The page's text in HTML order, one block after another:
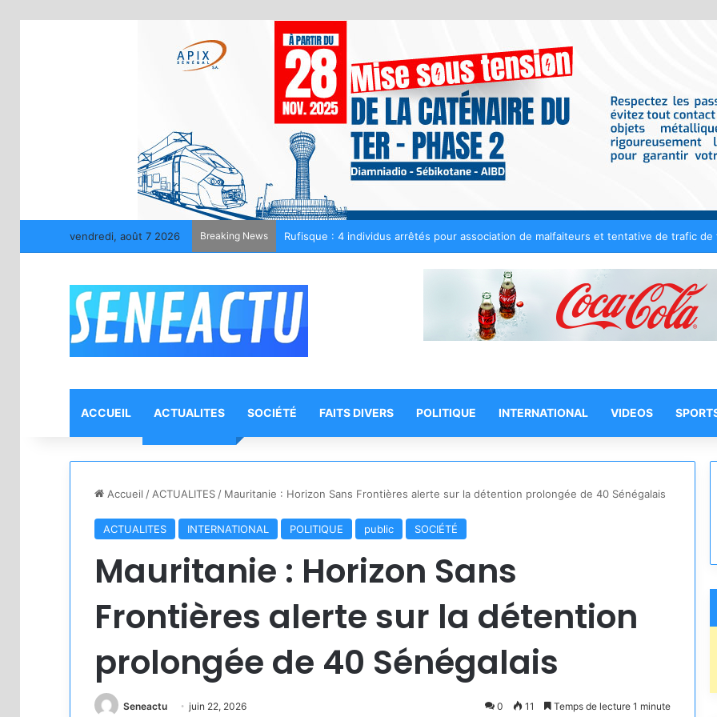
vendredi, août 7 2026 Breaking News La LONASE dément tout contrat de 50 millions de FCFA avec Fénial Digital
ACCUEIL ACTUALITES SOCIÉTÉ FAITS DIVERS POLITIQUE INTERNATIONAL VIDEOS
Accueil / ACTUALITES / Mauritanie : Horizon Sans Frontières alerte sur la détention prolongée de 40 Sénégalais
ACTUALITES INTERNATIONAL POLITIQUE public SOCIÉTÉ
Mauritanie : Horizon Sans
Frontières alerte sur la détention
prolongée de 40 Sénégalais
Seneactu juin 22, 2026 0 11 Temps de lecture 1 minute